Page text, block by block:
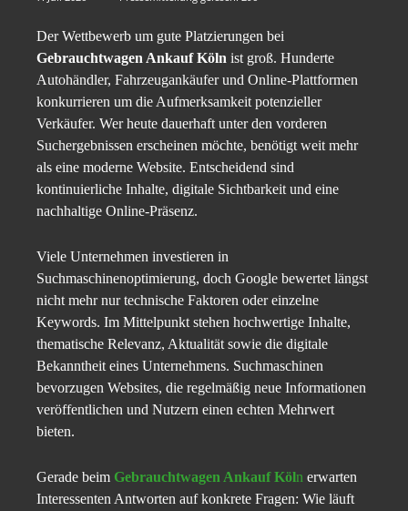
Der Wettbewerb um gute Platzierungen bei
Gebrauchtwagen Ankauf Köln ist groß. Hunderte
Autohändler, Fahrzeugankäufer und Online-Plattformen
konkurrieren um die Aufmerksamkeit potenzieller
Verkäufer. Wer heute dauerhaft unter den vorderen
Suchergebnissen erscheinen möchte, benötigt weit mehr
als eine moderne Website. Entscheidend sind
kontinuierliche Inhalte, digitale Sichtbarkeit und eine
nachhaltige Online-Präsenz.
Viele Unternehmen investieren in
Suchmaschinenoptimierung, doch Google bewertet längst
nicht mehr nur technische Faktoren oder einzelne
Keywords. Im Mittelpunkt stehen hochwertige Inhalte,
thematische Relevanz, Aktualität sowie die digitale
Bekanntheit eines Unternehmens. Suchmaschinen
bevorzugen Websites, die regelmäßig neue Informationen
veröffentlichen und Nutzern einen echten Mehrwert
bieten.
Gerade beim Gebrauchtwagen Ankauf Köln erwarten
Interessenten Antworten auf konkrete Fragen: Wie läuft